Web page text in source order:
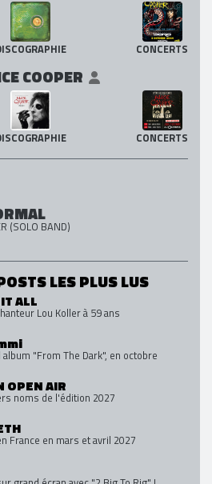
CONCERTS
COOPER
CONCERTS
(SOLO BAND)
LES PLUS LUS
ALL
Lou Koller à 59 ans
"From The Dark", en octobre
OPEN AIR
noms de l'édition 2027
France en mars et avril 2027